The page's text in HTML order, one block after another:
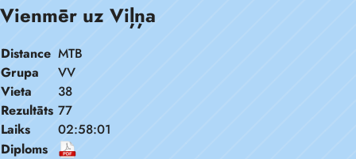
Vienmēr uz Viļņa
Distance MTB
Grupa
VV
Vieta
38
Rezultāts 77
Laiks
02:58:01
Diploms